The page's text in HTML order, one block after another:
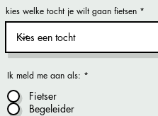
kies welke tocht je wilt gaan fietsen
Ik meld me aan als: *
Fietser
Begeleider